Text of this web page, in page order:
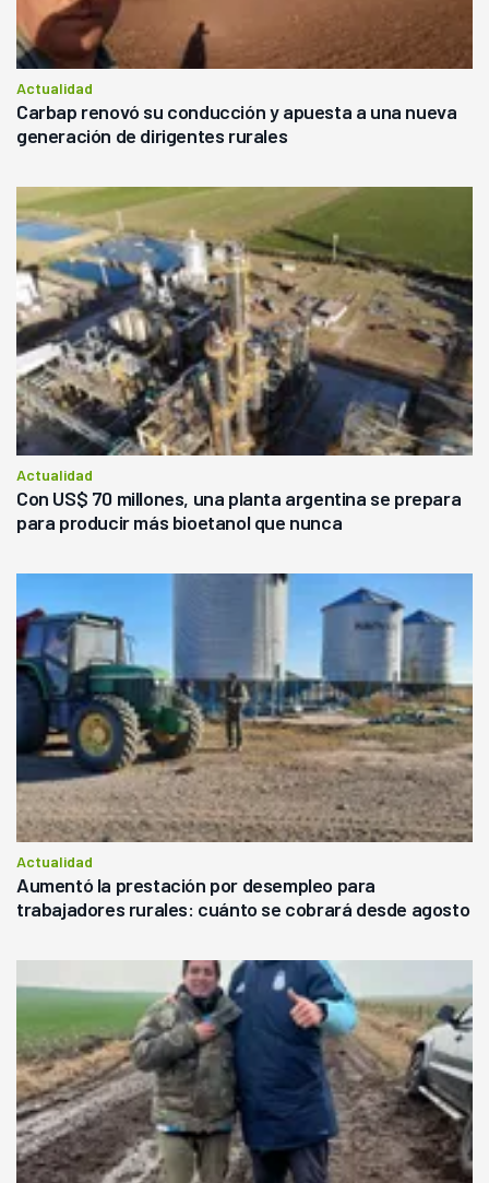
Actualidad
Carbap renovó su conducción y apuesta a una nueva
generación de dirigentes rurales
Actualidad
Con US$ 70 millones, una planta argentina se prepara
para producir más bioetanol que nunca
Actualidad
Aumentó la prestación por desempleo para
trabajadores rurales: cuánto se cobrará desde agosto